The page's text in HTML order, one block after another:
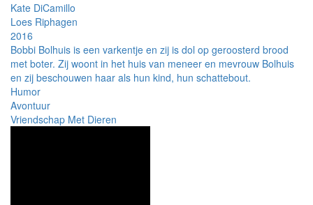
Kate DiCamillo
Loes Riphagen
2016
Bobbi Bolhuis is een varkentje en zij is dol op geroosterd brood
met boter. Zij woont in het huis van meneer en mevrouw Bolhuis
en zij beschouwen haar als hun kind, hun schattebout.
Humor
Avontuur
Vriendschap Met Dieren